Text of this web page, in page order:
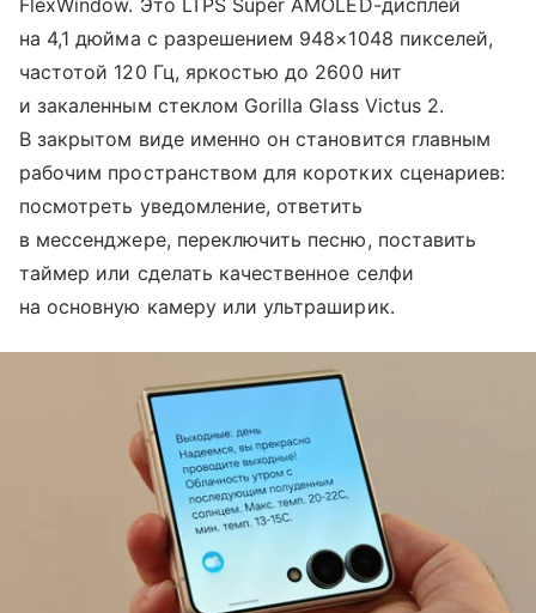
FlexWindow. Это LTPS Super AMOLED-дисплей
на 4,1 дюйма с разрешением 948×1048 пикселей,
частотой 120 Гц, яркостью до 2600 нит
и закаленным стеклом Gorilla Glass Victus 2.
В закрытом виде именно он становится главным
рабочим пространством для коротких сценариев:
посмотреть уведомление, ответить
в мессенджере, переключить песню, поставить
таймер или сделать качественное селфи
на основную камеру или ультраширик.